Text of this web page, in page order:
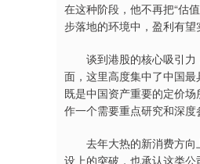
在这种阶段，他不再把“估
步落地的环境中，盈利有望
谈到港股的核心吸引力
面，这里高度集中了中国
既是中国资产重要的定价
作一个需要重点研究和深度
去年大热的新消费方向
设上的突破，也承认这类